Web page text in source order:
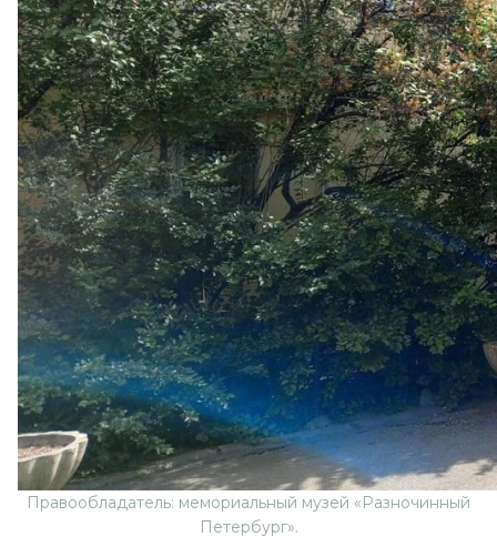
Правообладатель: мемориальный музей «Разночинный
Петербург».